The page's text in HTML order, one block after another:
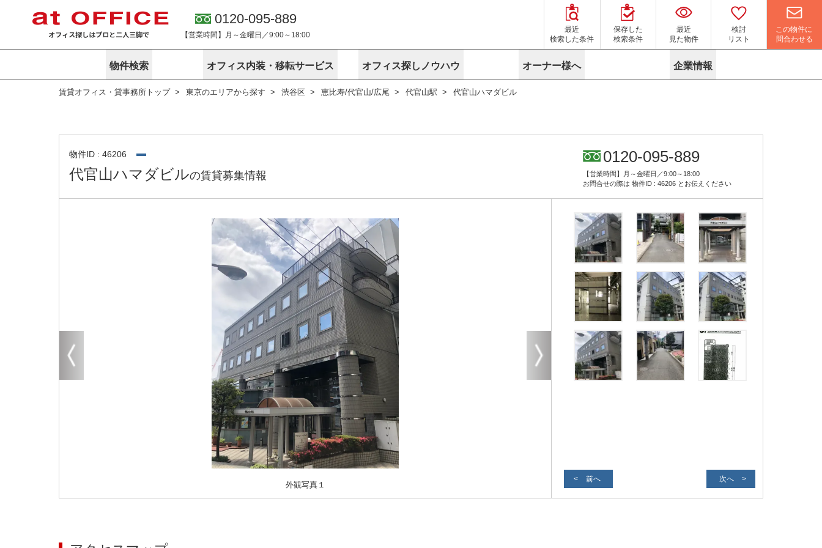
0120-095-889
【営業時間】月～金曜日／9:00～18:00
最近
検索した条件
保存した
検索条件
最近
見た物件
検討
リスト
この物件に
問合わせる
物件検索
東京
路線から探す
こだわりから探す
賃料相場を参考に探す
地図から探す
居抜き物件特集
神奈川
路線から探す
地図から探す
神奈川のクリニックを探す
埼玉
路線から探す
埼玉のクリニックを探す
千葉
路線から探す
千葉のクリニックを探す
路線から探す
こだわりから探す
地図から探す
名古屋のクリニックを探す
路線から探す
その他
地図から探す
オフィス内装・移転サービス
サービス内容
オフィス探しノウハウ
オフィス探しノウハウ
アットオフィスが選ばれる理由 安心への取り組み
無料ダウンロード オフィス移転に関するお役立ちコンテンツ
オーナー様へ
空室 に
物件掲載依頼
蛍光灯の廃止に備えてLED化へ
企業情報
企業情報
オフィス紹介
アットレジデンス ビルアド ベンチャー・フォーラム
賃貸オフィス・貸事務所トップ 東京のエリアから探す 渋谷区 恵比寿/代官山/広尾 代官山駅 代官山ハマダビル
物件ID : 46206
代官山ハマダビルの賃貸募集情報
0120-095-889
【営業時間】月～金曜日／9:00～18:00
お問合せの際は 物件ID : 46206 とお伝えください
外観写真１
前へ 次へ